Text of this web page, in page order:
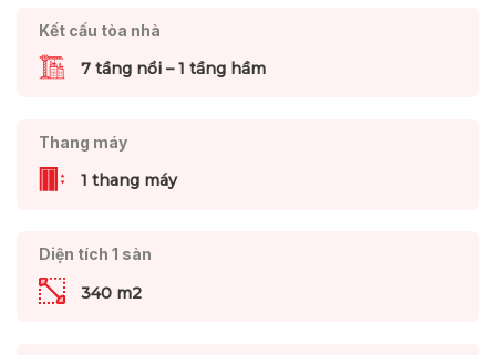
Kết cấu tòa nhà
7 tầng nổi – 1 tầng hầm
Thang máy
1 thang máy
Diện tích 1 sàn
340 m2